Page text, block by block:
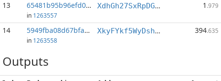
13 65481b95b96efd05...:0
in 1263557
XdhGh27SxRpDGbNCjboy2sgG3JKcQsaNzT 1 .979
14 5949fba08d67bfa2...:1
in 1263558
XkyFYkf5WyDshWyy8MaN5DHbsWFAwhmfJM 394.635
Outputs